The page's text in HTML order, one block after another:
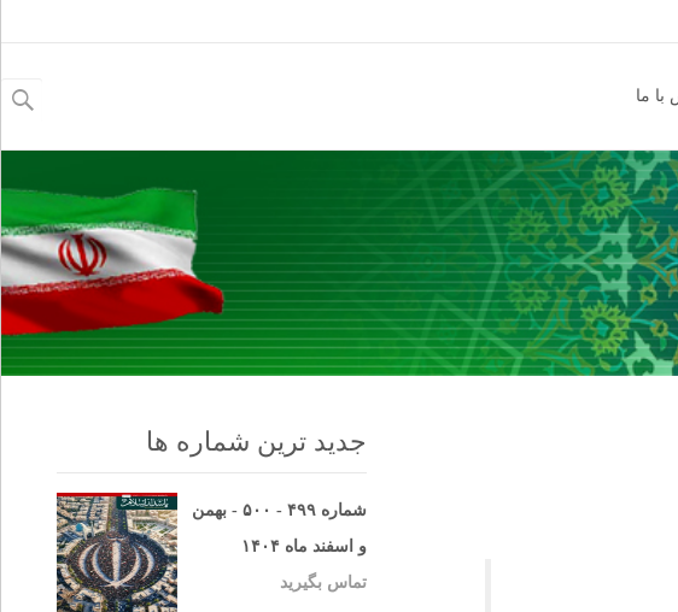
با ما
برای:
جدید ترین شماره ها
شماره ۴۹۹ - ۵۰۰ - بهمن
و اسفند ماه ۱۴۰۴
تماس بگیرید